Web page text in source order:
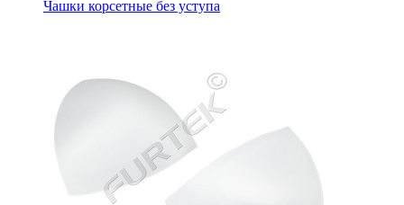
Чашки корсетные без уступа